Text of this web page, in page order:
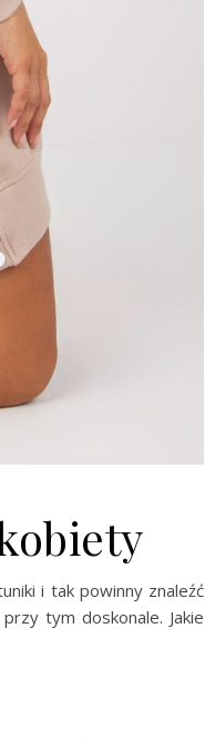
i tak powinny znaleźć
tym doskonale. Jakie